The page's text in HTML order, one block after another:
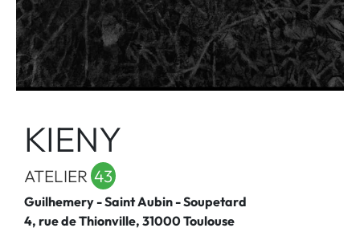
KIENY
ATELIER 43
Guilhemery - Saint Aubin - Soupetard
4, rue de Thionville, 31000 Toulouse